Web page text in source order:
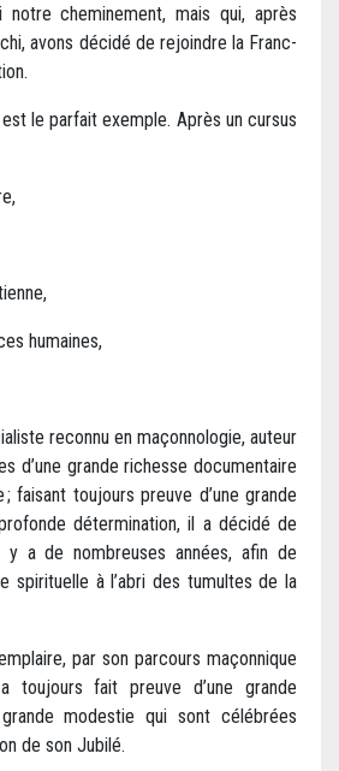
cheminement, mais qui, après
avons décidé de rejoindre la Franc-
le parfait exemple. Après un cursus
humaines,
reconnu en maçonnologie, auteur
d’une grande richesse documentaire
faisant toujours preuve d’une grande
détermination, il a décidé de
a de nombreuses années, afin de
spirituelle à l’abri des tumultes de la
par son parcours maçonnique
toujours fait preuve d’une grande
modestie qui sont célébrées
de son Jubilé.